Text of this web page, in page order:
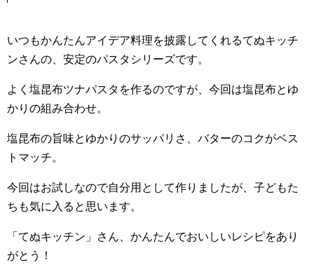
いつもかんたんアイデア料理を披露してくれるてぬキッチ
ンさんの、安定のパスタシリーズです。
よく塩昆布ツナパスタを作るのですが、今回は塩昆布とゆ
かりの組み合わせ。
塩昆布の旨味とゆかりのサッパリさ、バターのコクがベス
トマッチ。
今回はお試しなので自分用として作りましたが、子どもた
ちも気に入ると思います。
「てぬキッチン」さん、かんたんでおいしいレシピをあり
がとう！